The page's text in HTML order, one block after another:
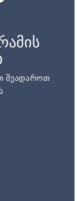
შეადაროთ